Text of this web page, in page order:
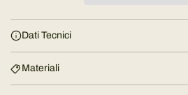
l
e
a
e
Dati Tecnici
Materiali